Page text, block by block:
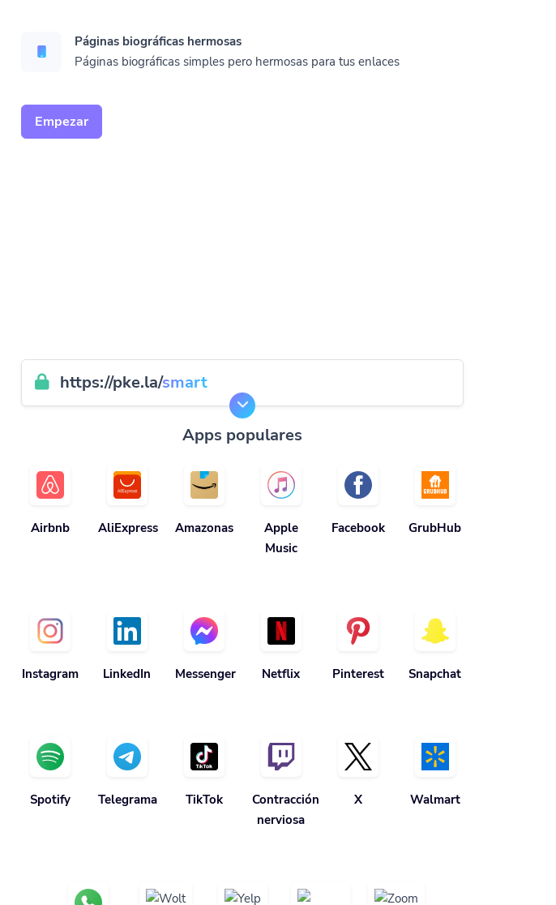
Páginas biográficas hermosas
Páginas biográficas simples pero hermosas para tus enlaces
Empezar
https://pke.la/smart
Apps populares
Airbnb AliExpress Amazonas
Apple
Music
Facebook GrubHub
Instagram LinkedIn Messenger Netflix Pinterest Snapchat
Spotify Telegrama TikTok
Contracción
nerviosa
X Walmart